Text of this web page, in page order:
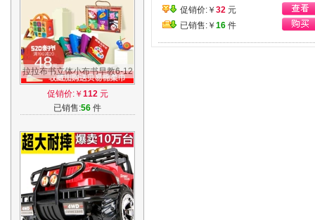
拉拉布书立体小布书早教6-12
个月婴儿0-1-3岁宝宝益智玩
具撕不烂
促销价:￥ 112元
已销售:56 件
促销价:￥ 32 元
已销售:￥ 16 件